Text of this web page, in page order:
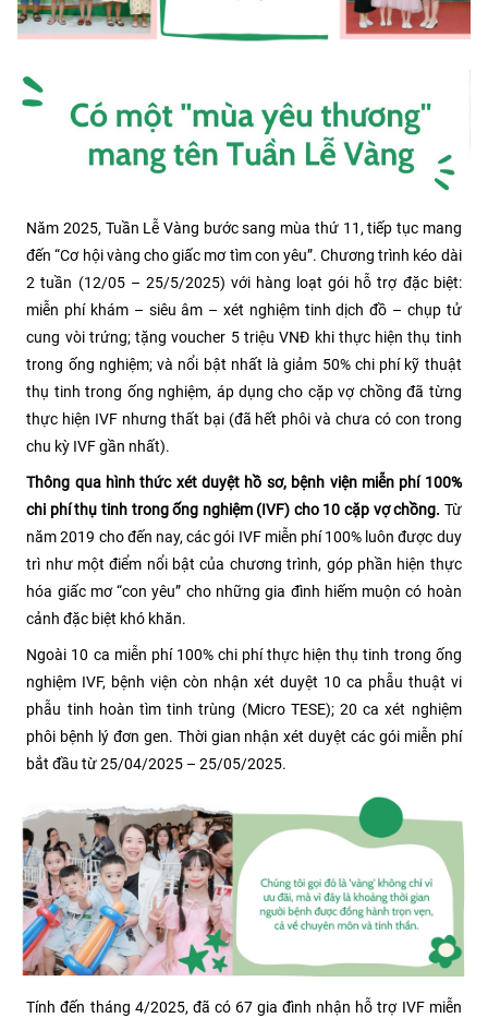
Năm 2025, Tuần Lễ Vàng bước sang mùa thứ 11, tiếp tục mang
đến “Cơ hội vàng cho giấc mơ tìm con yêu”. Chương trình kéo dài
2 tuần (12/05 – 25/5/2025) với hàng loạt gói hỗ trợ đặc biệt:
miễn phí khám – siêu âm – xét nghiệm tinh dịch đồ – chụp tử
cung vòi trứng; tặng voucher 5 triệu VNĐ khi thực hiện thụ tinh
trong ống nghiệm; và nổi bật nhất là giảm 50% chi phí kỹ thuật
thụ tinh trong ống nghiệm, áp dụng cho cặp vợ chồng đã từng
thực hiện IVF nhưng thất bại (đã hết phôi và chưa có con trong
chu kỳ IVF gần nhất).
Thông qua hình thức xét duyệt hồ sơ, bệnh viện miễn phí 100%
chi phí thụ tinh trong ống nghiệm (IVF) cho 10 cặp vợ chồng. Từ
năm 2019 cho đến nay, các gói IVF miễn phí 100% luôn được duy
trì như một điểm nổi bật của chương trình, góp phần hiện thực
hóa giấc mơ “con yêu” cho những gia đình hiếm muộn có hoàn
cảnh đặc biệt khó khăn.
Ngoài 10 ca miễn phí 100% chi phí thực hiện thụ tinh trong ống
nghiệm IVF, bệnh viện còn nhận xét duyệt 10 ca phẫu thuật vi
phẫu tinh hoàn tìm tinh trùng (Micro TESE); 20 ca xét nghiệm
phôi bệnh lý đơn gen. Thời gian nhận xét duyệt các gói miễn phí
bắt đầu từ 25/04/2025 – 25/05/2025.
Tính đến tháng 4/2025, đã có 67 gia đình nhận hỗ trợ IVF miễn